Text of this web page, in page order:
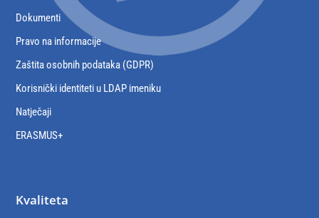
Dokumenti
Pravo na informacije
Zaštita osobnih podataka (GDPR)
Korisnički identiteti u LDAP imeniku
Natječaji
ERASMUS+
Kvaliteta